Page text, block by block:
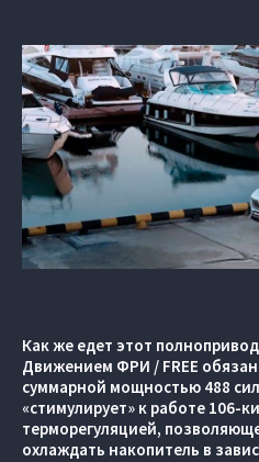
Как же едет этот
Движением ФРИ / FREE
суммарной мощностью 488
«стимулирует» к работе 106-
терморегуляцией,
охлаждать накопитель в